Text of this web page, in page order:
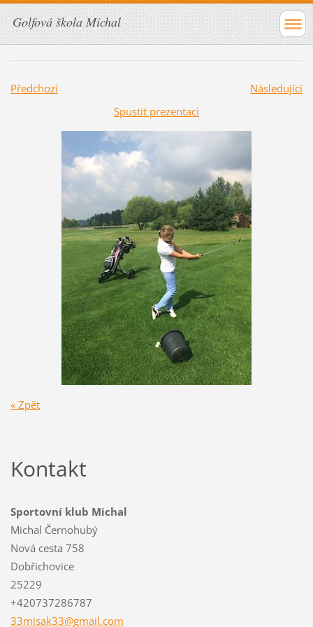
Golfová škola Michal
Předchozí
Následující
Spustit prezentaci
« Zpět
Kontakt
Sportovní klub Michal
Michal Černohubý
Nová cesta 758
Dobřichovice
25229
+420737286787
33misak33@gmail.com